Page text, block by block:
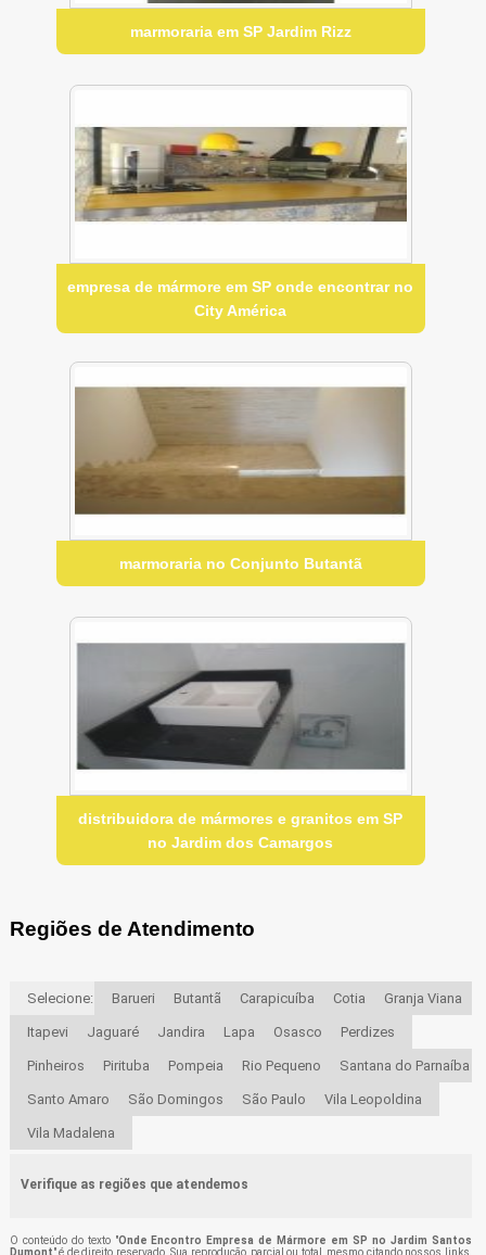
marmoraria em SP Jardim Rizz
empresa de mármore em SP onde encontrar no
City América
marmoraria no Conjunto Butantã
distribuidora de mármores e granitos em SP
no Jardim dos Camargos
Regiões de Atendimento
Selecione: Barueri Butantã Carapicuíba Cotia Granja Viana
Itapevi Jaguaré Jandira Lapa Osasco Perdizes
Pinheiros Pirituba Pompeia Rio Pequeno Santana do Parnaíba
Santo Amaro São Domingos São Paulo Vila Leopoldina
Vila Madalena
Verifique as regiões que atendemos
O conteúdo do texto "Onde Encontro Empresa de Mármore em SP no Jardim Santos